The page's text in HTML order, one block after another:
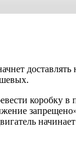
доставлять